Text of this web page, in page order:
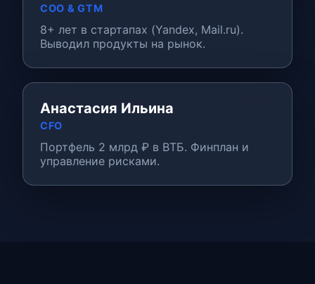
COO & GTM
8+ лет в стартапах (Yandex, Mail.ru).
Выводил продукты на рынок.
Анастасия Ильина
CFO
Портфель 2 млрд ₽ в ВТБ. Финплан и
управление рисками.